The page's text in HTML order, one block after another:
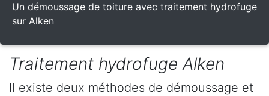
Un démoussage de toiture avec traitement hydrofuge
sur Alken
Traitement hydrofuge Alken
Il existe deux méthodes de démoussage et